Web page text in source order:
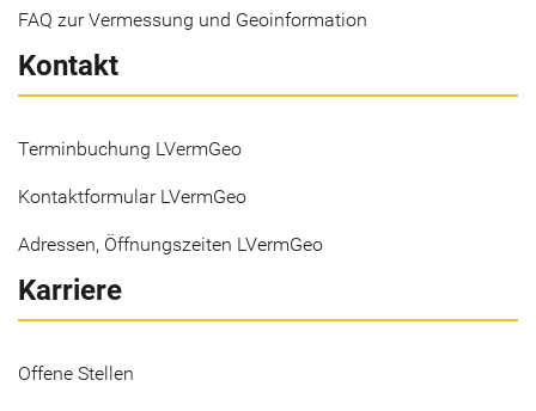
FAQ zur Vermessung und Geoinformation
Kontakt
Terminbuchung LVermGeo
Kontaktformular LVermGeo
Adressen, Öffnungszeiten LVermGeo
Karriere
Offene Stellen